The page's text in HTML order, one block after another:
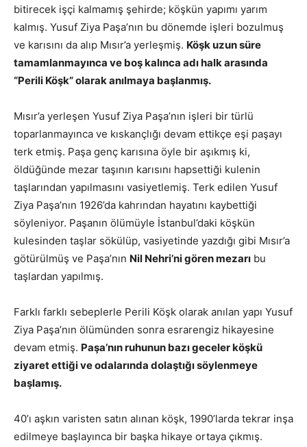
bitirecek işçi kalmamış şehirde; köşkün yapımı yarım
kalmış. Yusuf Ziya Paşa’nın bu dönemde işleri bozulmuş
ve karısını da alıp Mısır’a yerleşmiş. Köşk uzun süre
tamamlanmayınca ve boş kalınca adı halk arasında
“Perili Köşk” olarak anılmaya başlanmış.
Mısır’a yerleşen Yusuf Ziya Paşa’nın işleri bir türlü
toparlanmayınca ve kıskançlığı devam ettikçe eşi paşayı
terk etmiş. Paşa genç karısına öyle bir aşıkmış ki,
öldüğünde mezar taşının karısını hapsettiği kulenin
taşlarından yapılmasını vasiyetlemiş. Terk edilen Yusuf
Ziya Paşa’nın 1926’da kahrından hayatını kaybettiği
söyleniyor. Paşanın ölümüyle İstanbul’daki köşkün
kulesinden taşlar sökülüp, vasiyetinde yazdığı gibi Mısır’a
götürülmüş ve Paşa’nın Nil Nehri’ni gören mezarı bu
taşlardan yapılmış.
Farklı farklı sebeplerle Perili Köşk olarak anılan yapı Yusuf
Ziya Paşa’nın ölümünden sonra esrarengiz hikayesine
devam etmiş. Paşa’nın ruhunun bazı geceler köşkü
ziyaret ettiği ve odalarında dolaştığı söylenmeye
başlamış.
40’ı aşkın varisten satın alınan köşk, 1990’larda tekrar inşa
edilmeye başlayınca bir başka hikaye ortaya çıkmış.